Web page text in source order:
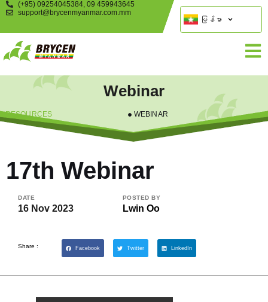
(+95) 09254045384, 09 459943645
support@brycenmyanmar.com.mm
မြန်မာ
Webinar
RESOURCES WEBINAR
17th Webinar
DATE
16 Nov 2023
POSTED BY
Lwin Oo
Share : Facebook Twitter LinkedIn